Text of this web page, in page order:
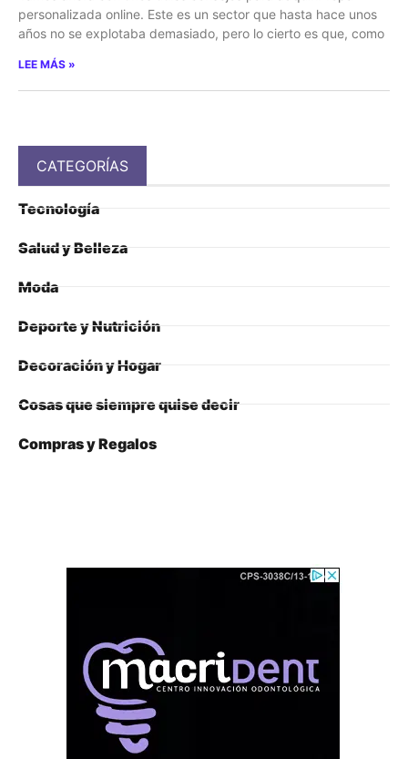
personalizada online. Este es un sector que hasta hace unos
años no se explotaba demasiado, pero lo cierto es que, como
LEE MÁS »
CATEGORÍAS
Tecnología
Salud y Belleza
Moda
Deporte y Nutrición
Decoración y Hogar
Cosas que siempre quise decir
Compras y Regalos